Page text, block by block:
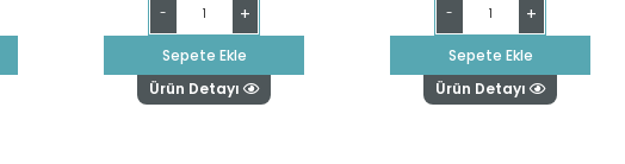
- +
Sepete Ekle
Ürün Detayı
- +
Sepete Ekle
Ürün Detayı